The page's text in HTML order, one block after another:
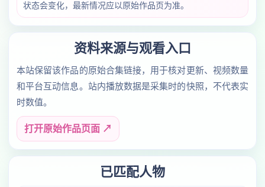
状态会变化，最新情况应以原始作品页为准。
资料来源与观看入口
本站保留该作品的原始合集链接，用于核对更新、视频数量
和平台互动信息。站内播放数据是采集时的快照，不代表实
时数值。
打开原始作品页面 ↗
已匹配人物